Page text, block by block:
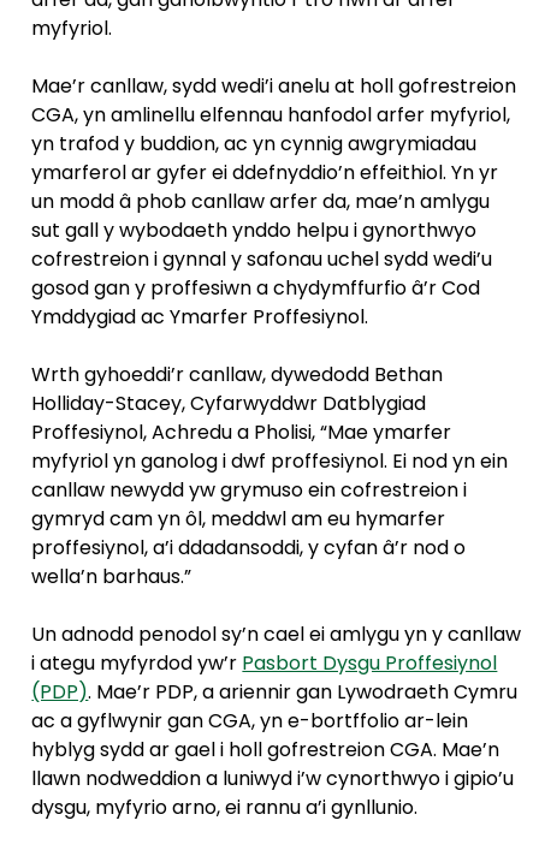
myfyriol.
Mae’r canllaw, sydd wedi’i anelu at holl gofrestreion
CGA, yn amlinellu elfennau hanfodol arfer myfyriol,
yn trafod y buddion, ac yn cynnig awgrymiadau
ymarferol ar gyfer ei ddefnyddio’n effeithiol. Yn yr
un modd â phob canllaw arfer da, mae’n amlygu
sut gall y wybodaeth ynddo helpu i gynorthwyo
cofrestreion i gynnal y safonau uchel sydd wedi’u
gosod gan y proffesiwn a chydymffurfio â’r Cod
Ymddygiad ac Ymarfer Proffesiynol.
Wrth gyhoeddi’r canllaw, dywedodd Bethan
Holliday-Stacey, Cyfarwyddwr Datblygiad
Proffesiynol, Achredu a Pholisi, “Mae ymarfer
myfyriol yn ganolog i dwf proffesiynol. Ei nod yn ein
canllaw newydd yw grymuso ein cofrestreion i
gymryd cam yn ôl, meddwl am eu hymarfer
proffesiynol, a’i ddadansoddi, y cyfan â’r nod o
wella’n barhaus.”
Un adnodd penodol sy’n cael ei amlygu yn y canllaw
i ategu myfyrdod yw’r Pasbort Dysgu Proffesiynol
(PDP). Mae’r PDP, a ariennir gan Lywodraeth Cymru
ac a gyflwynir gan CGA, yn e-bortffolio ar-lein
hyblyg sydd ar gael i holl gofrestreion CGA. Mae’n
llawn nodweddion a luniwyd i’w cynorthwyo i gipio’u
dysgu, myfyrio arno, ei rannu a’i gynllunio.